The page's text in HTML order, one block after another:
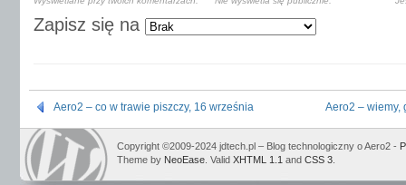
Zapisz się na
Aero2 – co w trawie piszczy, 16 września Aero2 – wiemy,
Copyright ©2009-2024 jdtech.pl – Blog technologiczny o Aero2 -
Theme by NeoEase . Valid XHTML 1.1 and CSS 3